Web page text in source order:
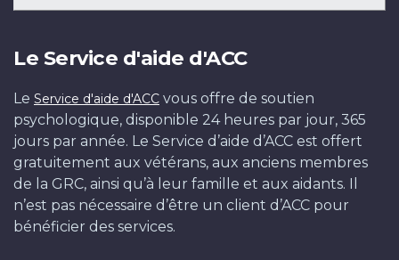
Le Service d'aide d'ACC
Le Service d'aide d'ACC vous offre de soutien
psychologique, disponible 24 heures par jour, 365
jours par année. Le Service d’aide d’ACC est offert
gratuitement aux vétérans, aux anciens membres
de la GRC, ainsi qu’à leur famille et aux aidants. Il
n’est pas nécessaire d’être un client d’ACC pour
bénéficier des services.